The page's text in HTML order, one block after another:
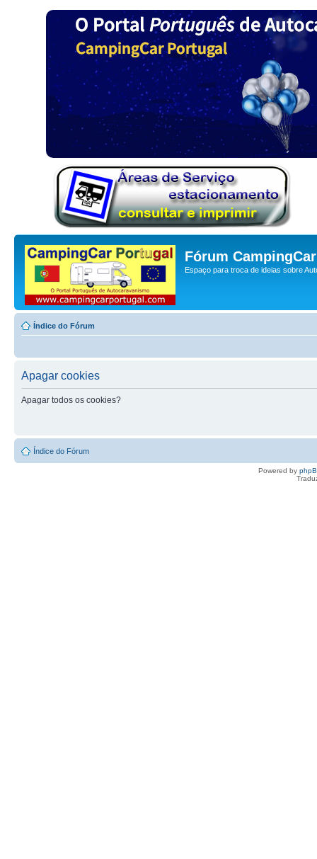
Fórum
Espaço para troca de ideias sobre
Índice do Fórum
Apagar cookies
Apagar todos os cookies?
Índice do Fórum
Powered by